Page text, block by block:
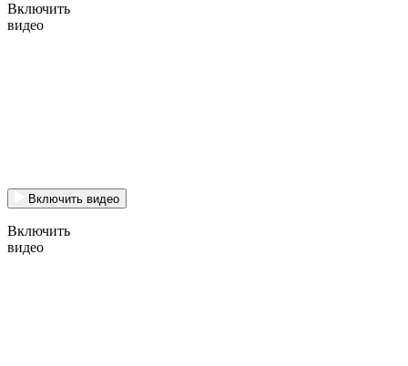
Включить
видео
Включить видео
Включить
видео